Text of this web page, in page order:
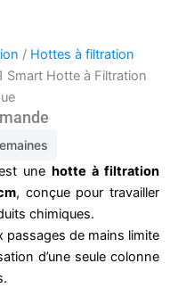
/ Hottes à filtration
Smart Hotte à Filtration
une hotte à filtration
, conçue pour travailler
chimiques.
passages de mains limite
d’une seule colonne